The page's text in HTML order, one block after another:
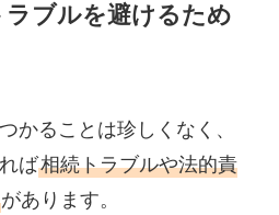
ブルを避けるため
かることは珍しくなく、
ば相続トラブルや法的責
があります。